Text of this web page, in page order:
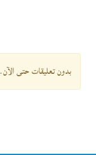
بدون تعليقات حتى الآن.